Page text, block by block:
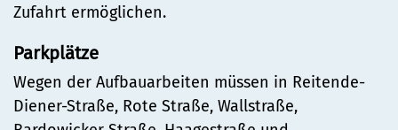
Zufahrt ermöglichen.
Parkplätze
Wegen der Aufbauarbeiten müssen in Reitende-
Diener-Straße, Rote Straße, Wallstraße,